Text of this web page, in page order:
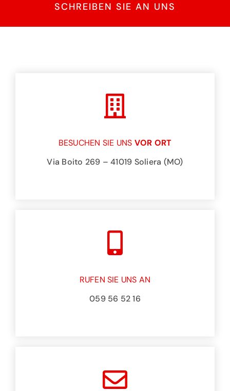
SCHREIBEN SIE AN UNS
BESUCHEN SIE UNS VOR ORT
Via Boito 269 – 41019 Soliera (MO)
RUFEN SIE UNS AN
059 56 52 16